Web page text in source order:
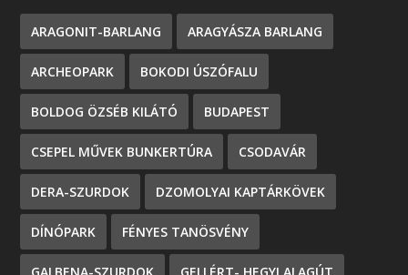
ARAGONIT-BARLANG ARAGYÁSZA BARLANG
ARCHEOPARK BOKODI ÚSZÓFALU
BOLDOG ÖZSÉB KILÁTÓ BUDAPEST
CSEPEL MŰVEK BUNKERTÚRA CSODAVÁR
DERA-SZURDOK DZOMOLYAI KAPTÁRKÖVEK
DÍNÓPARK FÉNYES TANÖSVÉNY
GALBENA-SZURDOK GELLÉRT- HEGYI ALAGÚT